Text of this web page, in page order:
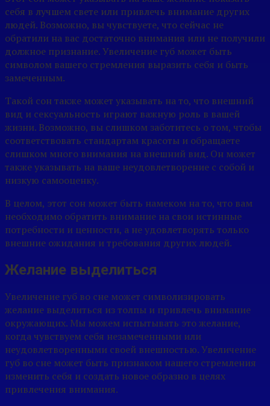
себя в лучшем свете или привлечь внимание других
людей. Возможно, вы чувствуете, что сейчас не
обратили на вас достаточно внимания или не получили
должное признание. Увеличение губ может быть
символом вашего стремления выразить себя и быть
замеченным.
Такой сон также может указывать на то, что внешний
вид и сексуальность играют важную роль в вашей
жизни. Возможно, вы слишком заботитесь о том, чтобы
соответствовать стандартам красоты и обращаете
слишком много внимания на внешний вид. Он может
также указывать на ваше неудовлетворение с собой и
низкую самооценку.
В целом, этот сон может быть намеком на то, что вам
необходимо обратить внимание на свои истинные
потребности и ценности, а не удовлетворять только
внешние ожидания и требования других людей.
Желание выделиться
Увеличение губ во сне может символизировать
желание выделиться из толпы и привлечь внимание
окружающих. Мы можем испытывать это желание,
когда чувствуем себя незамеченными или
неудовлетворенными своей внешностью. Увеличение
губ во сне может быть признаком нашего стремления
изменить себя и создать новое образно в целях
привлечения внимания.